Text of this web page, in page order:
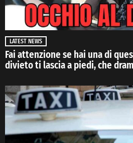
LATEST NEWS
Fai attenzione se hai una di
divieto ti lascia a piedi, che